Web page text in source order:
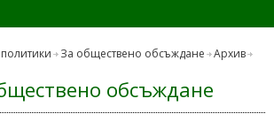
За обществено обсъждане Архив
обсъждане